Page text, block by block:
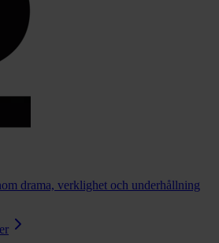
drama, verklighet och underhållning